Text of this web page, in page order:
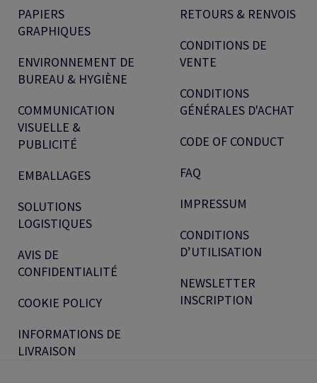
PAPIERS
GRAPHIQUES
ENVIRONNEMENT DE
BUREAU & HYGIÈNE
COMMUNICATION
VISUELLE &
PUBLICITÉ
EMBALLAGES
SOLUTIONS
LOGISTIQUES
AVIS DE
CONFIDENTIALITÉ
COOKIE POLICY
INFORMATIONS DE
LIVRAISON
RETOURS & RENVOIS
CONDITIONS DE
VENTE
CONDITIONS
GÉNÉRALES D'ACHAT
CODE OF CONDUCT
FAQ
IMPRESSUM
CONDITIONS
D’UTILISATION
NEWSLETTER
INSCRIPTION